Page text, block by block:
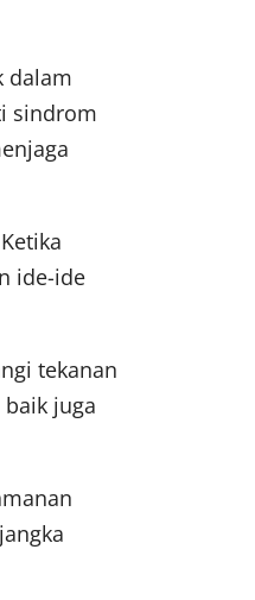
dalam
sindrom
ide-ide
tekanan
juga